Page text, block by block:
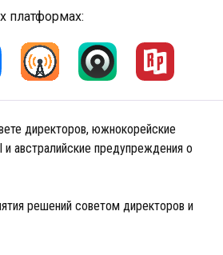
платформах:
директоров, южнокорейские
австралийские предупреждения о
решений советом директоров и